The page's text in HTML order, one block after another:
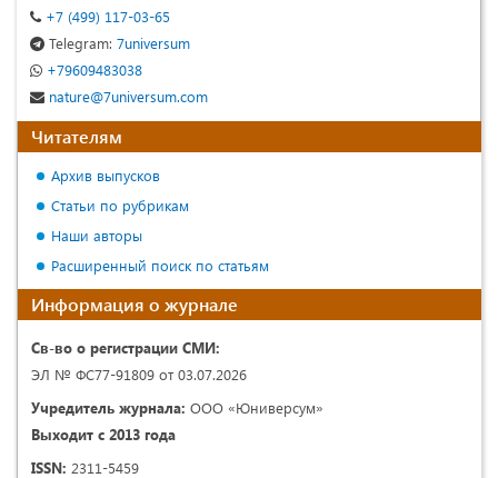
+7 (499) 117-03-65
Telegram: 7universum
+79609483038
nature@7universum.com
Читателям
Архив выпусков
Статьи по рубрикам
Наши авторы
Расширенный поиск по статьям
Информация о журнале
Св-во о регистрации СМИ:
ЭЛ № ФС77-91809 от 03.07.2026
Учредитель журнала: ООО «Юниверсум»
Выходит с 2013 года
ISSN: 2311-5459